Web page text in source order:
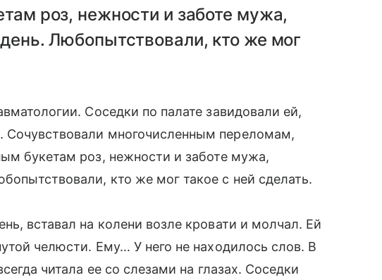
роз, нежности и заботе мужа,
Любопытствовали, кто же мог
Соседки по палате завидовали ей,
Сочувствовали многочисленным переломам,
букетам роз, нежности и заботе мужа,
кто же мог такое с ней сделать.
вставал на колени возле кровати и молчал. Ей
челюсти. Ему… У него не находилось слов. В
читала ее со слезами на глазах. Соседки